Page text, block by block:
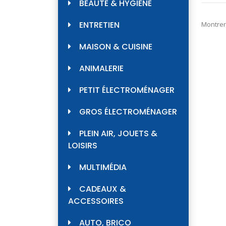
BEAUTÉ & HYGIÈNE
ENTRETIEN
MAISON & CUISINE
ANIMALERIE
PETIT ÉLECTROMÉNAGER
GROS ÉLECTROMÉNAGER
PLEIN AIR, JOUETS &
LOISIRS
MULTIMÉDIA
CADEAUX &
ACCESSOIRES
AUTO, BRICO